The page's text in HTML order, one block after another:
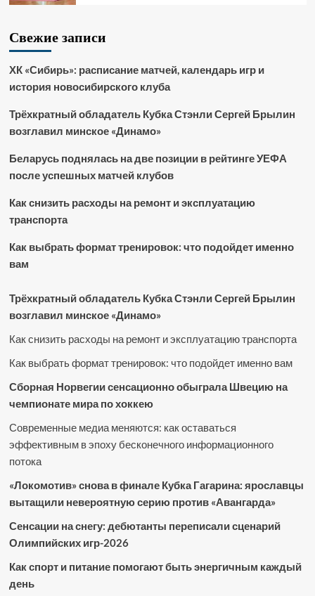
Свежие записи
ХК «Сибирь»: расписание матчей, календарь игр и
история новосибирского клуба
Трёхкратный обладатель Кубка Стэнли Сергей Брылин
возглавил минское «Динамо»
Беларусь поднялась на две позиции в рейтинге УЕФА
после успешных матчей клубов
Как снизить расходы на ремонт и эксплуатацию
транспорта
Как выбрать формат тренировок: что подойдет именно
вам
Трёхкратный обладатель Кубка Стэнли Сергей Брылин
возглавил минское «Динамо»
Как снизить расходы на ремонт и эксплуатацию транспорта
Как выбрать формат тренировок: что подойдет именно вам
Сборная Норвегии сенсационно обыграла Швецию на
чемпионате мира по хоккею
Современные медиа меняются: как оставаться
эффективным в эпоху бесконечного информационного
потока
«Локомотив» снова в финале Кубка Гагарина: ярославцы
вытащили невероятную серию против «Авангарда»
Сенсации на снегу: дебютанты переписали сценарий
Олимпийских игр-2026
Как спорт и питание помогают быть энергичным каждый
день